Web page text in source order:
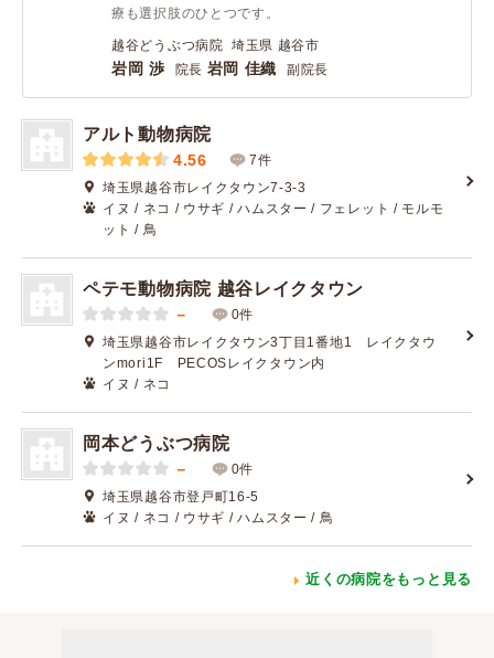
療も選択肢のひとつです。
越谷どうぶつ病院 埼玉県 越谷市
岩岡 渉 院長 岩岡 佳織 副院長
アルト動物病院
4.56
7件
埼玉県越谷市レイクタウン7-3-3
イヌ / ネコ / ウサギ / ハムスター / フェレット / モルモ
ット / 鳥
ペテモ動物病院 越谷レイクタウン
－
0件
埼玉県越谷市レイクタウン3丁目1番地1 レイクタウ
ンmori1F PECOSレイクタウン内
イヌ / ネコ
岡本どうぶつ病院
－
0件
埼玉県越谷市登戸町16-5
イヌ / ネコ / ウサギ / ハムスター / 鳥
近くの病院をもっと見る